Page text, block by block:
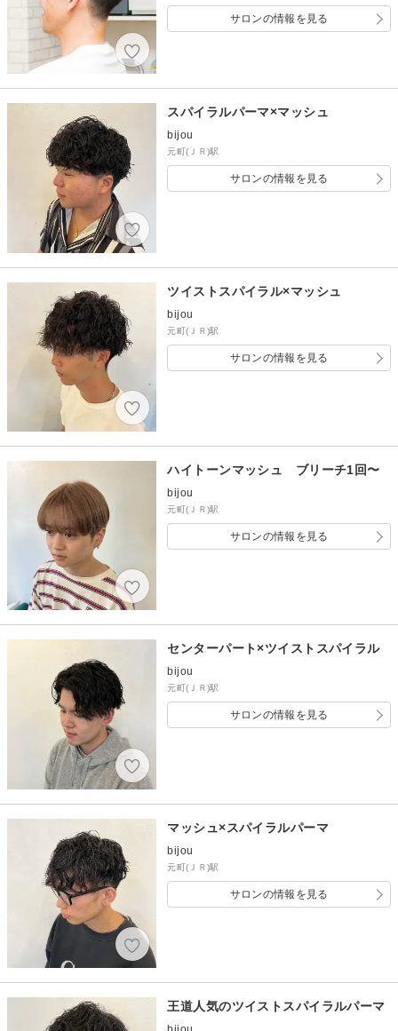
サロンの情報を見る
スパイラルパーマ×マッシュ
bijou
元町(ＪＲ)駅
サロンの情報を見る
ツイストスパイラル×マッシュ
bijou
元町(ＪＲ)駅
サロンの情報を見る
ハイトーンマッシュ ブリーチ1回〜
bijou
元町(ＪＲ)駅
サロンの情報を見る
センターパート×ツイストスパイラル
bijou
元町(ＪＲ)駅
サロンの情報を見る
マッシュ×スパイラルパーマ
bijou
元町(ＪＲ)駅
サロンの情報を見る
王道人気のツイストスパイラルパーマ